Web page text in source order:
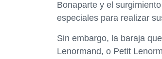
Bonaparte y el
especiales para realizar
Sin embargo, la baraja
Lenormand, o Petit